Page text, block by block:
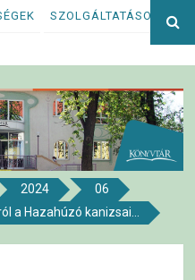
SZOLGÁLTATÁSOK
Könyvtár
5.
2024
06
a Hazahúzó kanizsai...